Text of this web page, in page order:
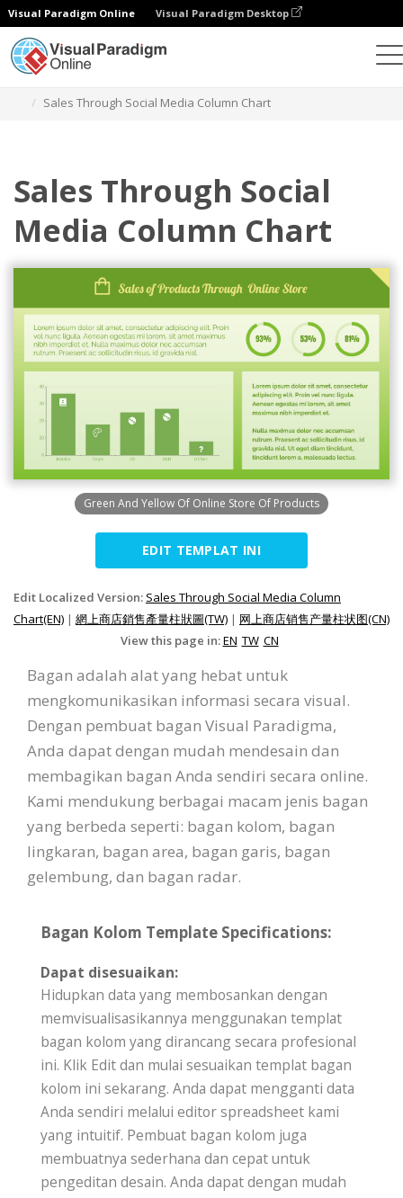
Visual Paradigm Online Visual Paradigm Desktop
Sales Through Social Media Column Chart
Sales Through Social
Media Column Chart
Green And Yellow Of Online Store Of Products
EDIT TEMPLAT INI
Edit Localized Version: Sales Through Social Media Column
Chart(EN) | 網上商店銷售產量柱狀圖(TW) | 网上商店销售产量柱状图(CN)
View this page in:EN TW CN
Bagan adalah alat yang hebat untuk
mengkomunikasikan informasi secara visual.
Dengan pembuat bagan Visual Paradigma,
Anda dapat dengan mudah mendesain dan
membagikan bagan Anda sendiri secara online.
Kami mendukung berbagai macam jenis bagan
yang berbeda seperti: bagan kolom, bagan
lingkaran, bagan area, bagan garis, bagan
gelembung, dan bagan radar.
Bagan Kolom Template Specifications:
Dapat disesuaikan:
Hidupkan data yang membosankan dengan
memvisualisasikannya menggunakan templat
bagan kolom yang dirancang secara profesional
ini. Klik Edit dan mulai sesuaikan templat bagan
kolom ini sekarang. Anda dapat mengganti data
Anda sendiri melalui editor spreadsheet kami
yang intuitif. Pembuat bagan kolom juga
membuatnya sederhana dan cepat untuk
pengeditan desain. Anda dapat dengan mudah